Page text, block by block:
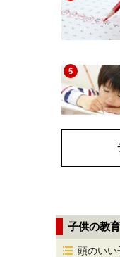
5
子供の教育
頭のいい